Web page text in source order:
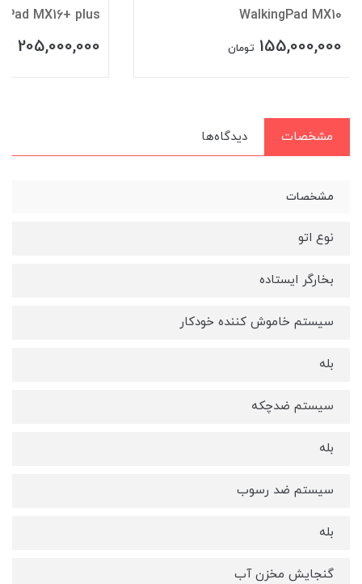
WalkingPad MX10
155,000,000 تومان
MX16+ plus
205,000,000
مشخصات دیدگاه‌ها
مشخصات
نوع اتو
بخارگر ایستاده
سيستم خاموش کننده خودکار
بله
سيستم ضدچکه
بله
سيستم ضد رسوب
بله
گنجايش مخزن آب